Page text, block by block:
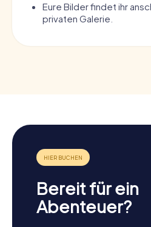
Eure Bilder findet ihr
privaten Galerie.
Bereit für ein
Abenteuer?